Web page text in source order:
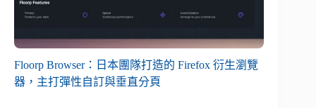
Floorp Browser：日本團隊打造的 Firefox 衍生瀏覽
器，主打彈性自訂與垂直分頁